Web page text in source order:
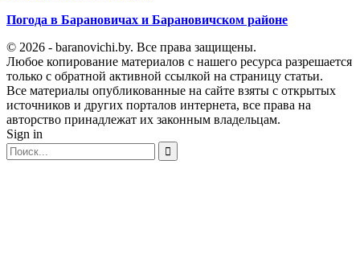
Погода в Барановичах и Барановичском районе
© 2026 - baranovichi.by. Все права защищены.
Любое копирование материалов с нашего ресурса разрешается
только с обратной активной ссылкой на страницу статьи.
Все материалы опубликованные на сайте взяты с открытых
источников и других порталов интернета, все права на
авторство принадлежат их законным владельцам.
Sign in